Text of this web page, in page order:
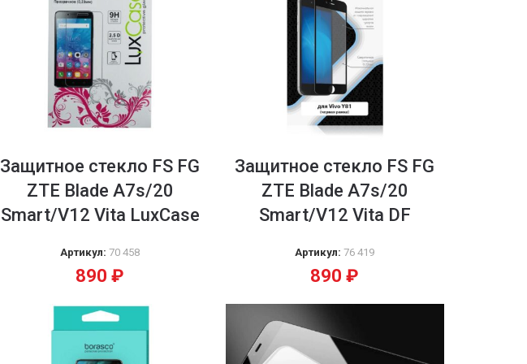
Защитное стекло FS FG
ZTE Blade A7s/20
Smart/V12 Vita LuxCase
Артикул:70 458
890₽
Защитное стекло FS FG
ZTE Blade A7s/20
Smart/V12 Vita DF
Артикул:76 419
890₽